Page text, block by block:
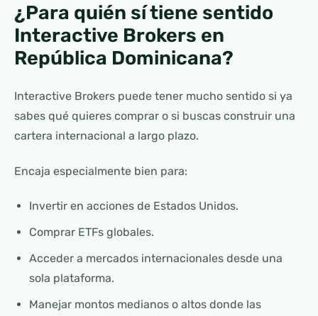
¿Para quién sí tiene sentido
Interactive Brokers en
República Dominicana?
Interactive Brokers puede tener mucho sentido si ya
sabes qué quieres comprar o si buscas construir una
cartera internacional a largo plazo.
Encaja especialmente bien para:
Invertir en acciones de Estados Unidos.
Comprar ETFs globales.
Acceder a mercados internacionales desde una
sola plataforma.
Manejar montos medianos o altos donde las